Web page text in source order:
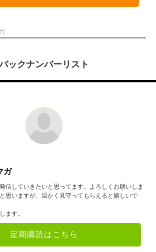
ックナンバーリスト
ガ
信していきたいと思ってます。よろしくお願いしま
思いますが、温かく見守ってもらえると嬉しいで
ます。
定期購読はこちら